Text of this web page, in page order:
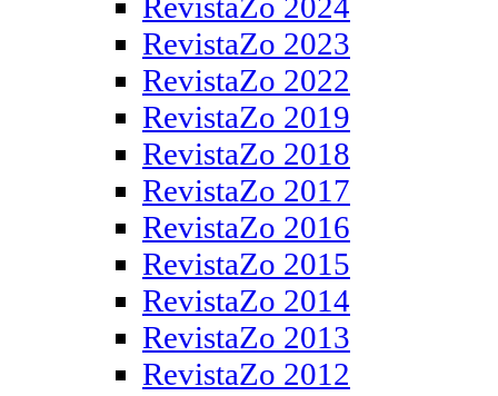
RevistaZo 2023
RevistaZo 2022
RevistaZo 2019
RevistaZo 2018
RevistaZo 2017
RevistaZo 2016
RevistaZo 2015
RevistaZo 2014
RevistaZo 2013
RevistaZo 2012